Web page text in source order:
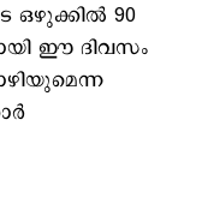
ഒഴുക്കില്‍ 90
ഈ ദിവസം